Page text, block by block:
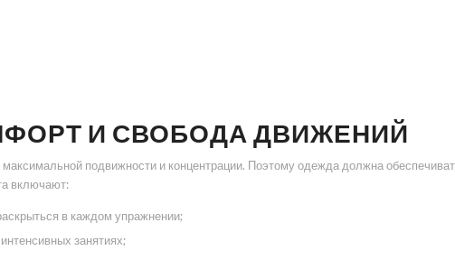
И СВОБОДА ДВИЖЕНИЙ
подвижности и концентрации. Поэтому одежда должна
включают:
в каждом упражнении;
занятиях;